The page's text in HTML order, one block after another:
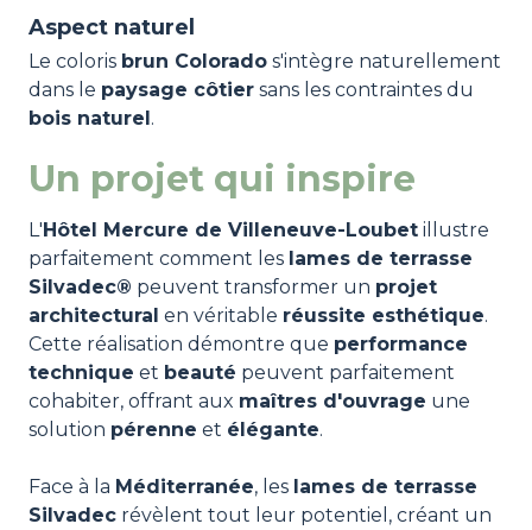
Aspect naturel
Le coloris brun Colorado s'intègre naturellement
dans le paysage côtier sans les contraintes du
bois naturel.
Un projet qui inspire
L'Hôtel Mercure de Villeneuve-Loubet illustre
parfaitement comment les lames de terrasse
Silvadec® peuvent transformer un projet
architectural en véritable réussite esthétique.
Cette réalisation démontre que performance
technique et beauté peuvent parfaitement
cohabiter, offrant aux maîtres d'ouvrage une
solution pérenne et élégante.
Face à la Méditerranée, les lames de terrasse
Silvadec révèlent tout leur potentiel, créant un